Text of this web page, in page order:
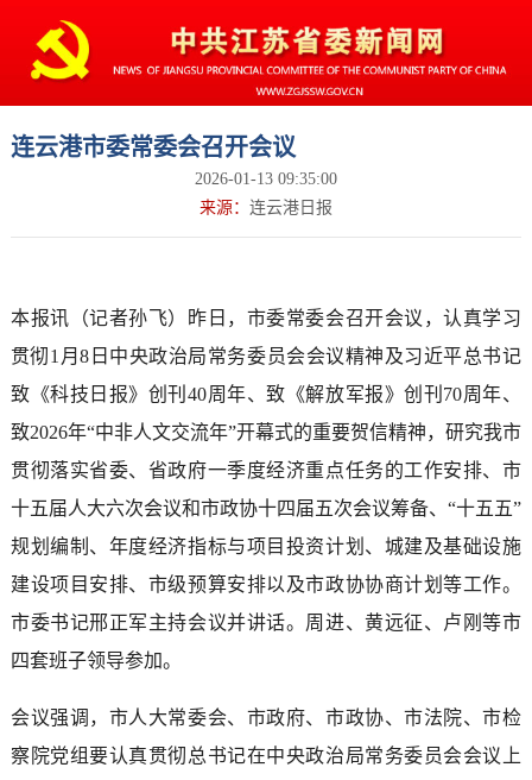
连云港市委常委会召开会议
2026-01-13 09:35:00
来源： 连云港日报
本报讯（记者孙飞）昨日，市委常委会召开会议，认真学习
贯彻1月8日中央政治局常务委员会会议精神及习近平总书记
致《科技日报》创刊40周年、致《解放军报》创刊70周年、
致2026年“中非人文交流年”开幕式的重要贺信精神，研究我市
贯彻落实省委、省政府一季度经济重点任务的工作安排、市
十五届人大六次会议和市政协十四届五次会议筹备、“十五五”
规划编制、年度经济指标与项目投资计划、城建及基础设施
建设项目安排、市级预算安排以及市政协协商计划等工作。
市委书记邢正军主持会议并讲话。周进、黄远征、卢刚等市
四套班子领导参加。
会议强调，市人大常委会、市政府、市政协、市法院、市检
察院党组要认真贯彻总书记在中央政治局常务委员会会议上